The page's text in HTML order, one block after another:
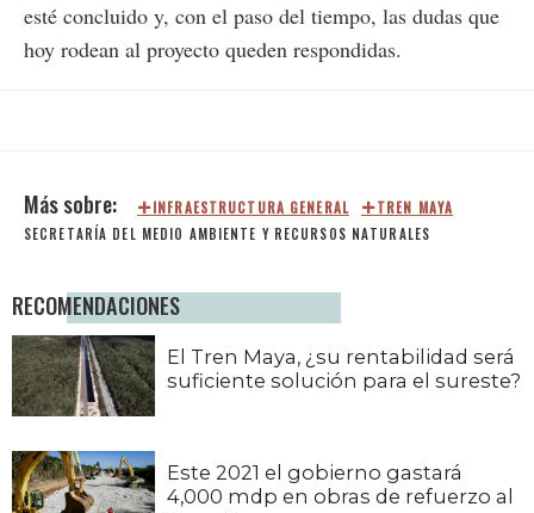
esté concluido y, con el paso del tiempo, las dudas que
hoy rodean al proyecto queden respondidas.
INFRAESTRUCTURA GENERAL
TREN MAYA
SECRETARÍA DEL MEDIO AMBIENTE Y RECURSOS NATURALES
RECOMENDACIONES
El Tren Maya, ¿su rentabilidad será
suficiente solución para el sureste?
Este 2021 el gobierno gastará
4,000 mdp en obras de refuerzo al